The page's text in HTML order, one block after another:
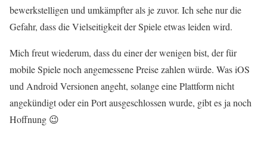
bewerkstelligen und umkämpfter als je zuvor. Ich sehe nur die
Gefahr, dass die Vielseitigkeit der Spiele etwas leiden wird.
Mich freut wiederum, dass du einer der wenigen bist, der für
mobile Spiele noch angemessene Preise zahlen würde. Was iOS
und Android Versionen angeht, solange eine Plattform nicht
angekündigt oder ein Port ausgeschlossen wurde, gibt es ja noch
Hoffnung 😉